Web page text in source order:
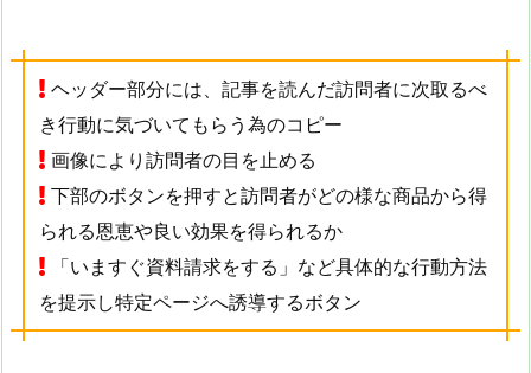
ヘッダー部分には、記事を読んだ訪問者に次取るべ
き行動に気づいてもらう為のコピー
画像により訪問者の目を止める
下部のボタンを押すと訪問者がどの様な商品から得
られる恩恵や良い効果を得られるか
「いますぐ資料請求をする」など具体的な行動方法
を提示し特定ページへ誘導するボタン